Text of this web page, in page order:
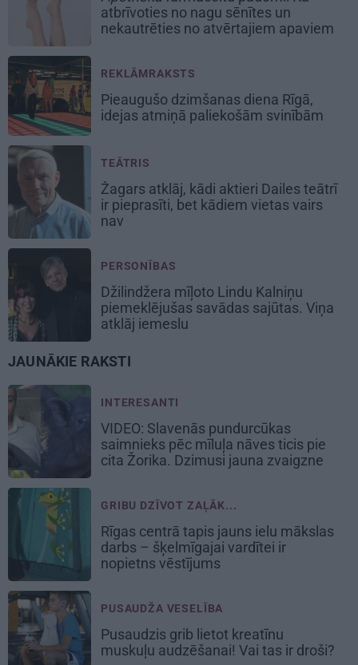
atbrīvoties no nagu sēnītes un
nekautrēties no atvērtajiem apaviem
REKLĀMRAKSTS
Pieaugušo dzimšanas diena Rīgā,
idejas atmiņā paliekošām svinībām
TEĀTRIS
Žagars atklāj, kādi aktieri Dailes teātrī
ir pieprasīti, bet kādiem vietas vairs
nav
PERSONĪBAS
Džilindžera mīļoto Lindu Kalniņu
piemeklējušas savādas sajūtas. Viņa
atklāj iemeslu
JAUNĀKIE RAKSTI
INTERESANTI
VIDEO: Slavenās pundurcūkas
saimnieks pēc mīluļa nāves ticis pie
cita Žorika. Dzimusi jauna zvaigzne
GRIBU DZĪVOT ZAĻĀK...
Rīgas centrā tapis jauns ielu mākslas
darbs – šķelmīgajai vardītei ir
nopietns vēstījums
PUSAUDŽA VESELĪBA
Pusaudzis grib lietot kreatīnu
muskuļu audzēšanai! Vai tas ir droši?